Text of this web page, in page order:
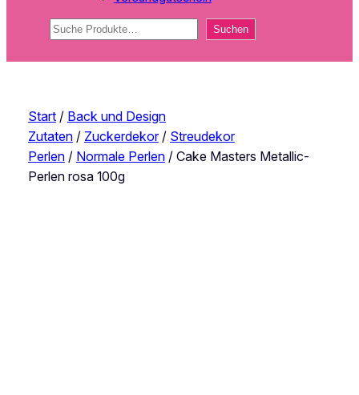
Suchen Suchen
Start/ Back und Design
Zutaten/ Zuckerdekor/ Streudekor
Perlen/ Normale Perlen/ Cake Masters Metallic-
Perlen rosa 100g